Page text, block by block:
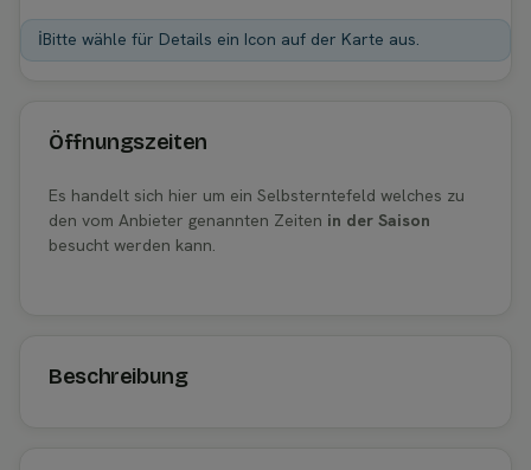
ℹ️Bitte wähle für Details ein Icon auf der Karte aus.
Öffnungszeiten
Es handelt sich hier um ein Selbsterntefeld welches zu
den vom Anbieter genannten Zeiten in der Saison
besucht werden kann.
Beschreibung